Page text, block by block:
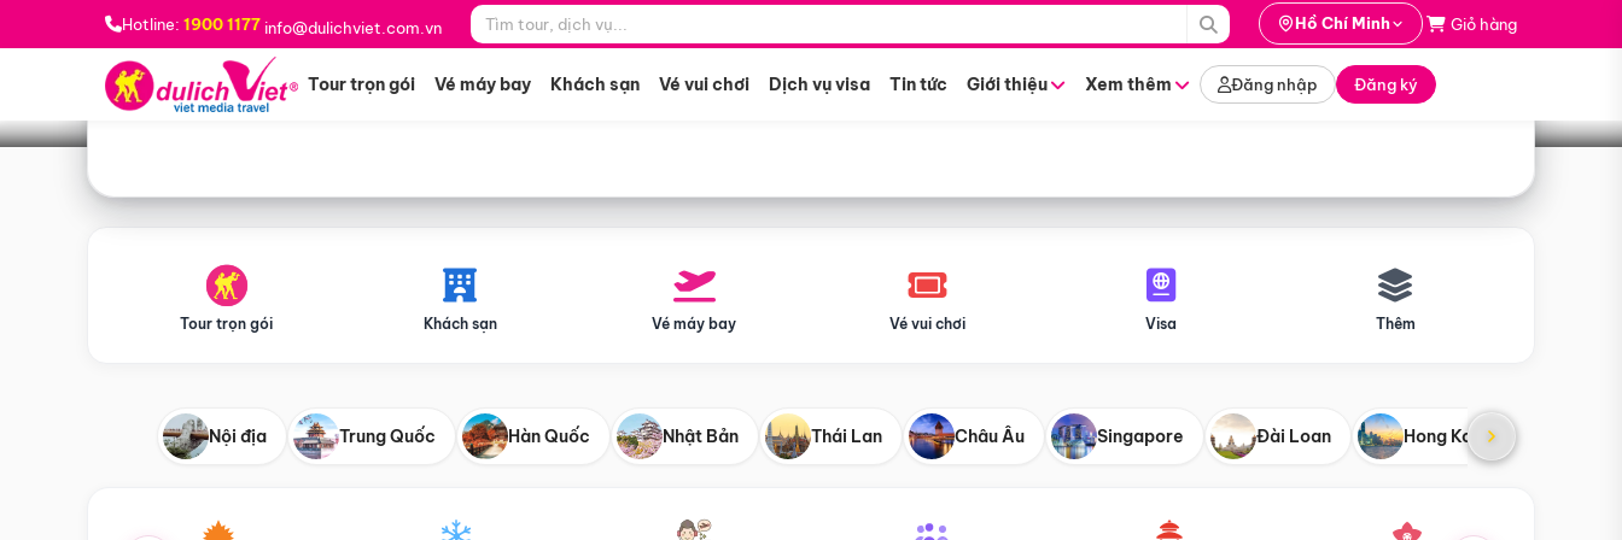
Hotline: 1900 1177 info@dulichviet.com.vn Hồ Chí Minh Giỏ hàng
Tour trọn gói Vé máy bay Khách sạn Vé vui chơi Dịch vụ visa Tin tức Giới thiệu Xem thêm Đăng nhập Đăng ký
Bạn muốn đi đâu? *
Tìm tour
Tour trọn gói Khách sạn Vé máy bay Vé vui chơi Visa Thêm
Nội địa Trung Quốc Hàn Quốc Nhật Bản Thái Lan Châu Âu Singapore Đài Loan Hong Kong